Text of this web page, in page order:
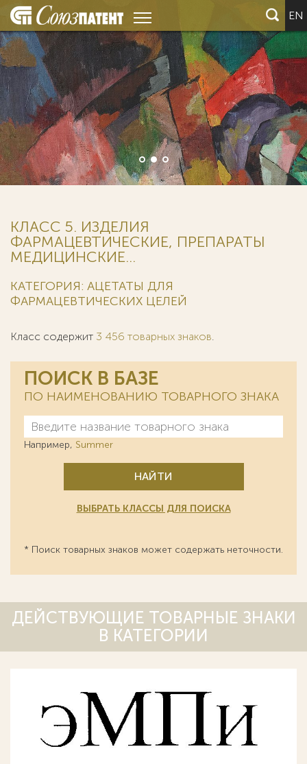
EN
КЛАСС 5. ИЗДЕЛИЯ
ФАРМАЦЕВТИЧЕСКИЕ, ПРЕПАРАТЫ
МЕДИЦИНСКИЕ...
КАТЕГОРИЯ: АЦЕТАТЫ ДЛЯ
ФАРМАЦЕВТИЧЕСКИХ ЦЕЛЕЙ
Класс содержит 3 456 товарных знаков.
ПОИСК В БАЗЕ
ПО НАИМЕНОВАНИЮ ТОВАРНОГО ЗНАКА
Например, Summer
НАЙТИ
ВЫБРАТЬ КЛАССЫ ДЛЯ ПОИСКА
* Поиск товарных знаков может содержать неточности.
ДЕЙСТВУЮЩИЕ ТОВАРНЫЕ ЗНАКИ
В КАТЕГОРИИ